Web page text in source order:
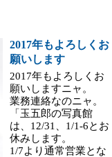
2017年もよろしくお
願いします
2017年もよろしくお
願いしますニャ。
業務連絡なのニャ。
「玉五郎の写真館
は、12/31、1/1-6とお
休みします。
1/7より通常営業とな